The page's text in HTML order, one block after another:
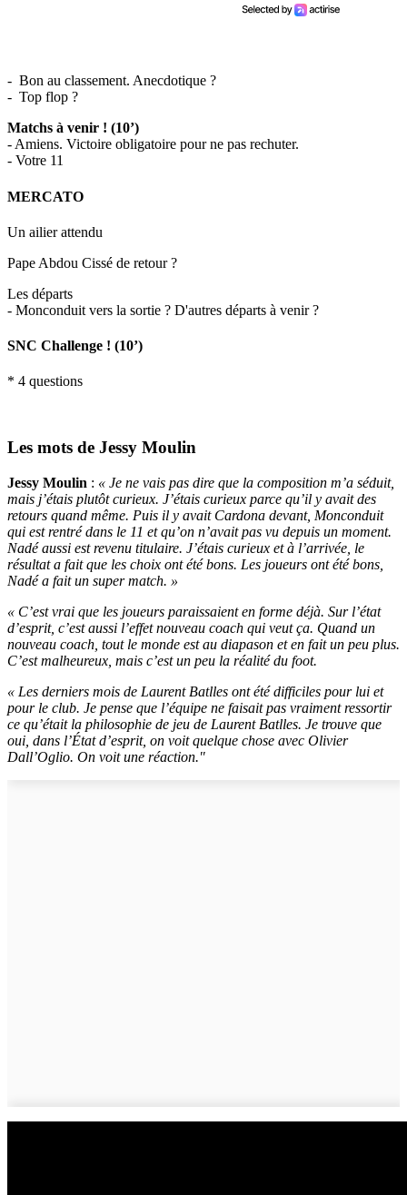
- Bon au classement. Anecdotique ?
- Top flop ?
Matchs à venir ! (10’)
- Amiens. Victoire obligatoire pour ne pas rechuter.
- Votre 11
MERCATO
Un ailier attendu
Pape Abdou Cissé de retour ?
Les départs
- Monconduit vers la sortie ? D'autres départs à venir ?
SNC Challenge ! (10’)
* 4 questions
Les mots de Jessy Moulin
Jessy Moulin : « Je ne vais pas dire que la composition m’a séduit,
mais j’étais plutôt curieux. J’étais curieux parce qu’il y avait des
retours quand même. Puis il y avait Cardona devant, Monconduit
qui est rentré dans le 11 et qu’on n’avait pas vu depuis un moment.
Nadé aussi est revenu titulaire. J’étais curieux et à l’arrivée, le
résultat a fait que les choix ont été bons. Les joueurs ont été bons,
Nadé a fait un super match. »
« C’est vrai que les joueurs paraissaient en forme déjà. Sur l’état
d’esprit, c’est aussi l’effet nouveau coach qui veut ça. Quand un
nouveau coach, tout le monde est au diapason et en fait un peu plus.
C’est malheureux, mais c’est un peu la réalité du foot.
« Les derniers mois de Laurent Batlles ont été difficiles pour lui et
pour le club. Je pense que l’équipe ne faisait pas vraiment ressortir
ce qu’était la philosophie de jeu de Laurent Batlles. Je trouve que
oui, dans l’État d’esprit, on voit quelque chose avec Olivier
Dall’Oglio. On voit une réaction."